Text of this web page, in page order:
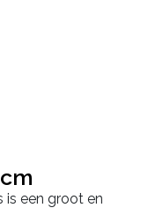
is een groot en